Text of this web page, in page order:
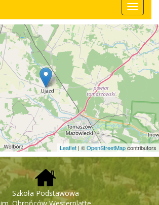
Leaflet | ©OpenStreetMapcontributors
Szkoła Podstawowa